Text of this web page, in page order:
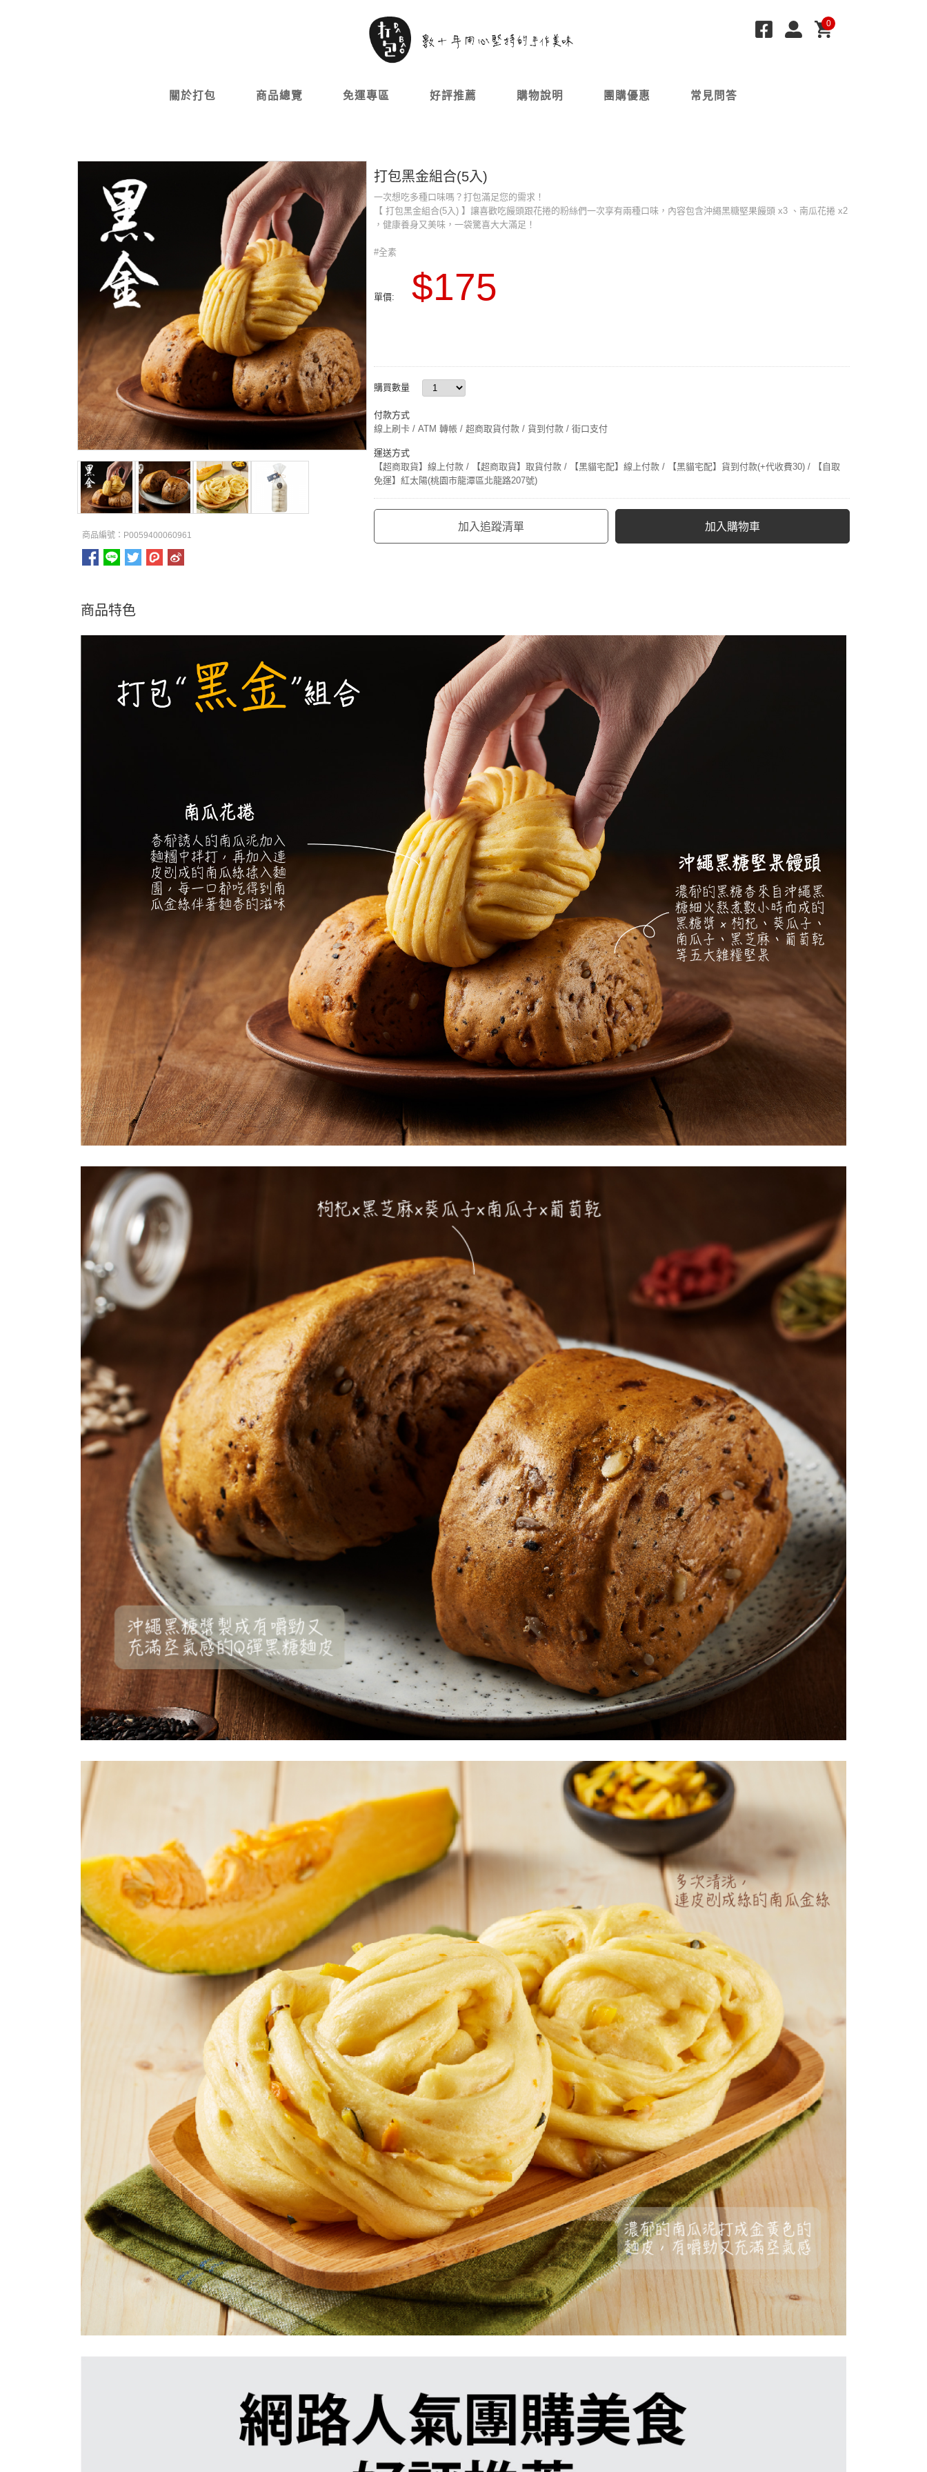
0
關於打包 商品總覽 免運專區 好評推薦 購物說明 團購優惠 常見問答
商品編號：P0059400060961
打包黑金組合(5入)
一次想吃多種口味嗎？打包滿足您的需求！
【 打包黑金組合(5入) 】讓喜歡吃饅頭跟花捲的粉絲們一次享有兩種口味，內容包含沖繩黑糖堅果饅頭 x3 、南瓜花捲 x2
，健康養身又美味，一袋驚喜大大滿足！
#全素
單價: $175
購買數量
付款方式
線上刷卡 / ATM 轉帳 / 超商取貨付款 / 貨到付款 / 街口支付
運送方式
【超商取貨】線上付款 / 【超商取貨】取貨付款 / 【黑貓宅配】線上付款 / 【黑貓宅配】貨到付款(+代收費30) / 【自取
免運】紅太陽(桃園市龍潭區北龍路207號)
加入購物車
加入追蹤清單
商品特色